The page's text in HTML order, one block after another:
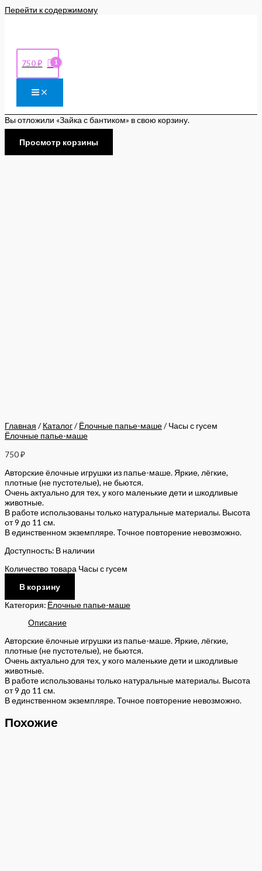
Перейти к содержимому
750₽
Вы отложили «Зайка с бантиком» в свою корзину.
Просмотр корзины
Главная / Каталог/ Ёлочные папье-маше/ Часы с гусем
Ёлочные папье-маше
750₽
Авторские ёлочные игрушки из папье-маше. Яркие, лёгкие,
плотные (не пустотелые), не бьются.
Очень актуально для тех, у кого маленькие дети и шкодливые
животные.
В работе использованы только натуральные материалы. Высота
от 9 до 11 см.
В единственном экземпляре. Точное повторение невозможно.
Доступность: В наличии
Количество товара Часы с гусем
В корзину
Категория: Ёлочные папье-маше
Описание
Авторские ёлочные игрушки из папье-маше. Яркие, лёгкие,
плотные (не пустотелые), не бьются.
Очень актуально для тех, у кого маленькие дети и шкодливые
животные.
В работе использованы только натуральные материалы. Высота
от 9 до 11 см.
В единственном экземпляре. Точное повторение невозможно.
Похожие